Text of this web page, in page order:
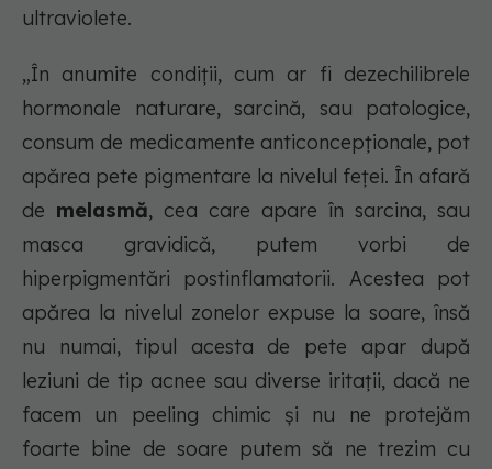
ultraviolete.
„În anumite condiții, cum ar fi dezechilibrele
hormonale naturare, sarcină, sau patologice,
consum de medicamente anticoncepționale, pot
apărea pete pigmentare la nivelul feței. În afară
de melasmă, cea care apare în sarcina, sau
masca gravidică, putem vorbi de
hiperpigmentări postinflamatorii. Acestea pot
apărea la nivelul zonelor expuse la soare, însă
nu numai, tipul acesta de pete apar după
leziuni de tip acnee sau diverse iritații, dacă ne
facem un peeling chimic și nu ne protejăm
foarte bine de soare putem să ne trezim cu